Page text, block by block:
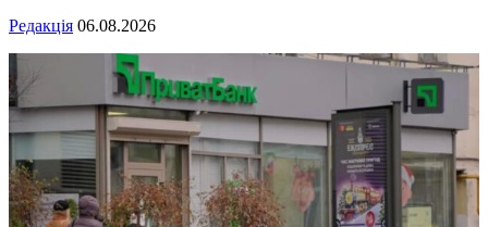
Редакція 06.08.2026